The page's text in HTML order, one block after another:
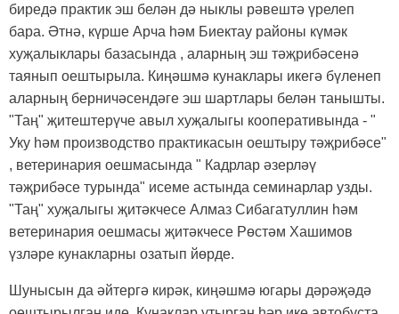
биредә практик эш белән дә ныклы рәвештә үрелеп
бара. Әтнә, күрше Арча һәм Биектау районы күмәк
хуҗалыклары базасында , аларның эш тәҗрибәсенә
таянып оештырыла. Киңәшмә кунаклары икегә бүленеп
аларның берничәсендәге эш шартлары белән танышты.
"Таң" җитештерүче авыл хуҗалыгы кооперативында - "
Уку һәм производство практикасын оештыру тәҗрибәсе"
, ветеринария оешмасында " Кадрлар әзерләү
тәҗрибәсе турында" исеме астында семинарлар узды.
"Таң" хуҗалыгы җитәкчесе Алмаз Сибагатуллин һәм
ветеринария оешмасы җитәкчесе Рөстәм Хашимов
үзләре кунакларны озатып йөрде.
Шунысын да әйтергә кирәк, киңәшмә югары дәрәҗәдә